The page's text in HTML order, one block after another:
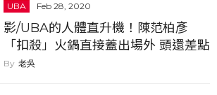
UBA Feb 28, 2020
影/UBA的人體直升機！陳范柏彥
「扣殺」火鍋直接蓋出場外 頭還差點
撞到籃板
老吳